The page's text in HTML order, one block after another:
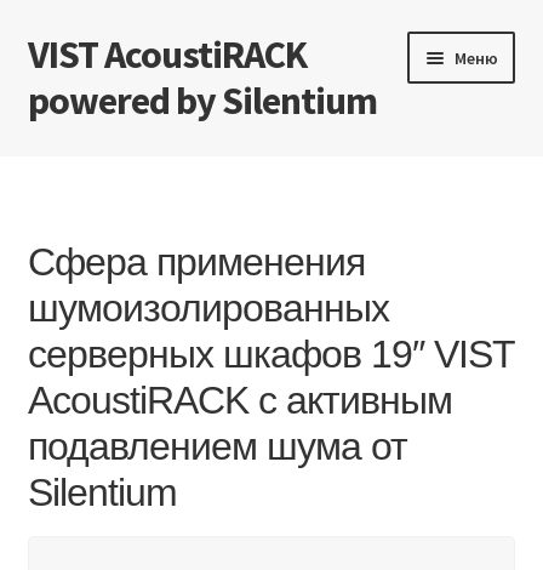
Перейти
к
навигации
Перейти
к
содержимому
VIST AcoustiRACK
powered by Silentium
Меню
Сфера применения
Экономическая выгода
Тестирование
Документы
Сфера применения
шумоизолированных
серверных шкафов 19″ VIST
AcoustiRACK с активным
подавлением шума от
Silentium